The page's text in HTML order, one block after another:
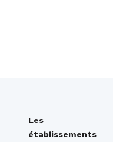
Les
établissements